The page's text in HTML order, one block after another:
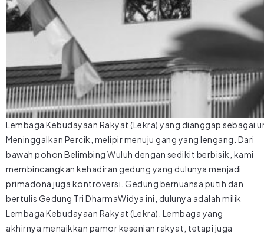
Lembaga Kebudayaan Rakyat (Lekra) yang dianggap
Meninggalkan Percik, melipir menuju gang yang lengang. Dari
bawah pohon Belimbing Wuluh dengan sedikit berbisik, kami
membincangkan kehadiran gedung yang dulunya menjadi
primadona juga kontroversi. Gedung bernuansa putih dan
bertulis Gedung Tri DharmaWidya ini, dulunya adalah milik
Lembaga Kebudayaan Rakyat (Lekra). Lembaga yang
akhirnya menaikkan pamor kesenian rakyat, tetapi juga